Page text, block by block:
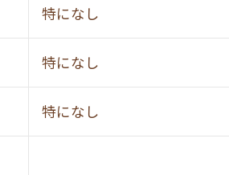
特になし
特になし
特になし